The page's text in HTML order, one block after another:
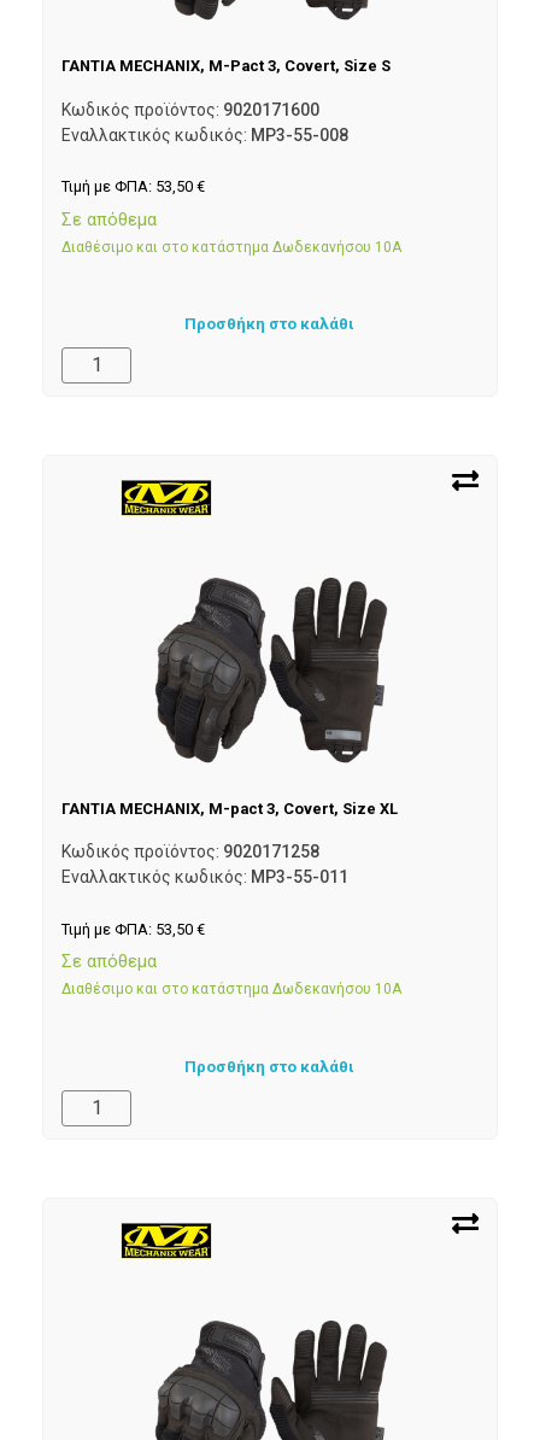
ΓΑΝΤΙΑ MECHANIX, M-Pact 3, Covert, Size S
Κωδικός προϊόντος: 9020171600
Εναλλακτικός κωδικός: MP3-55-008
Τιμή με ΦΠΑ: 53,50 €
Σε απόθεμα
Διαθέσιμο και στο κατάστημα Δωδεκανήσου 10Α
Προσθήκη στο καλάθι
ΓΑΝΤΙΑ MECHANIX, M-pact 3, Covert, Size XL
Κωδικός προϊόντος: 9020171258
Εναλλακτικός κωδικός: MP3-55-011
Τιμή με ΦΠΑ: 53,50 €
Σε απόθεμα
Διαθέσιμο και στο κατάστημα Δωδεκανήσου 10Α
Προσθήκη στο καλάθι